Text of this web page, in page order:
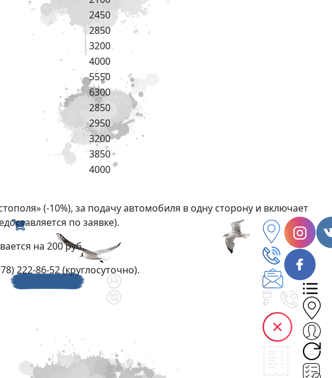
2450
2850
3200
4000
5550
6300
2850
2950
3200
3850
4000
(-10%), за подачу автомобиля в одну сторону и включает
по заявке).
на 200 руб.
222-86-52 (круглосуточно).